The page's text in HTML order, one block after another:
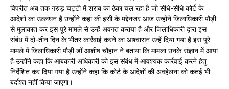
विपरीत अब तक गरुड़ चट्टी में शराब का ठेका चल रहा है जो सीधे-सीधे कोर्ट के
आदेशों का उल्लंघन है उन्होंने कहां की इसी के मद्देनजर आज उन्होंने जिलाधिकारी पौड़ी
से मुलाकात कर इस पूरे मामले से उन्हें अवगत कराया है और जिलाधिकारी द्वारा इस
संबंध में दो-तीन दिन के भीतर कार्रवाई करने का आश्वासन उन्हें दिया गया है इस पूरे
मामले में जिलाधिकारी पौड़ी डॉ आशीष चौहान ने बताया कि मामला उनके संज्ञान में आया
है उन्होंने कहा कि आबकारी अधिकारी को इस संबंध में आवश्यक कार्रवाई करने हेतु
निर्देशित कर दिया गया है उन्होंने कहा कि कोर्ट के आदेशों की अवहेलना को कतई भी
बर्दाश्त नहीं किया जाएगा।